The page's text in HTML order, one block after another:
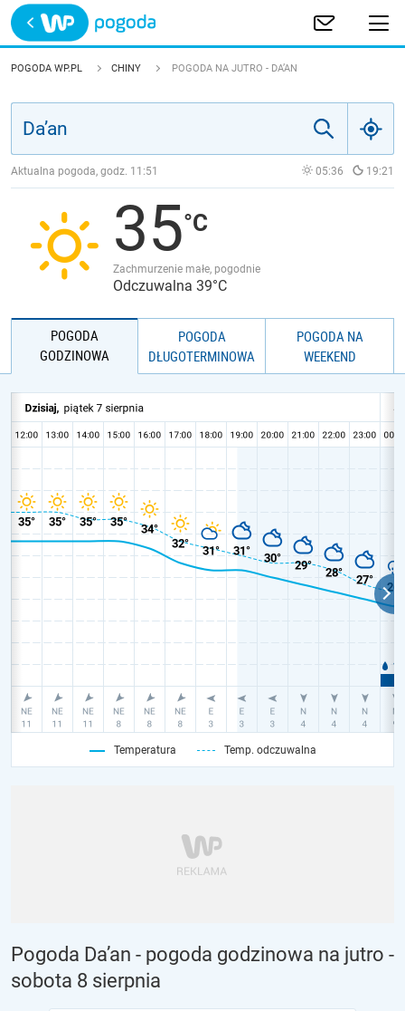
Trwa ładowanie
POLSKA
JAKOŚĆ POWIETRZA
POGODA WP.PL CHINY POGODA NA JUTRO - DA’AN
Aktualna pogoda, godz. 11:51 05:36 19:21
35
Zachmurzenie małe, pogodnie
Odczuwalna 39°C
POGODA
GODZINOWA
POGODA
DŁUGOTERMINOWA
POGODA NA
WEEKEND
Temperatura Temp. odczuwalna
Pogoda Da’an - pogoda godzinowa na jutro -
sobota 8 sierpnia